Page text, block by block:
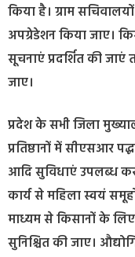
किया है। ग्राम
अपग्रेडेशन किया जाए।
सूचनाएं प्रदर्शित की
जाए।
प्रदेश के सभी जिला
प्रतिष्ठानों में सीएसआर
आदि सुविधाएं उपलब्ध
कार्य से महिला स्वयं
माध्यम से किसानों के
सुनिश्चित की जाए।